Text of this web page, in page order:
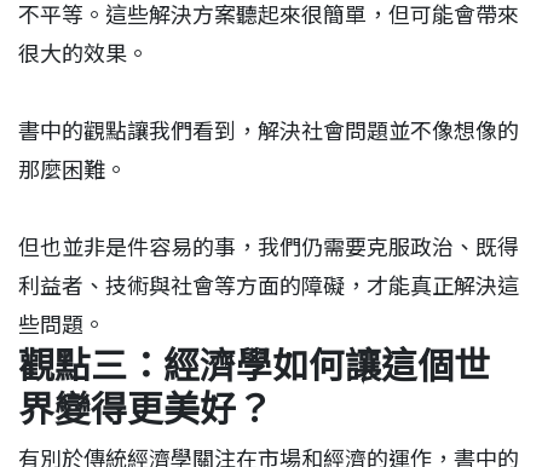
不平等。這些解決方案聽起來很簡單，但可能會帶來
很大的效果。
書中的觀點讓我們看到，解決社會問題並不像想像的
那麼困難。
但也並非是件容易的事，我們仍需要克服政治、既得
利益者、技術與社會等方面的障礙，才能真正解決這
些問題。
觀點三：經濟學如何讓這個世
界變得更美好？
​有別於傳統經濟學關注在市場和經濟的運作，書中的